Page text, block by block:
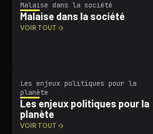
Malaise dans la société
Malaise dans la société
VOIR TOUT ›
Les enjeux politiques pour la
planète
Les enjeux politiques pour la
planète
VOIR TOUT ›